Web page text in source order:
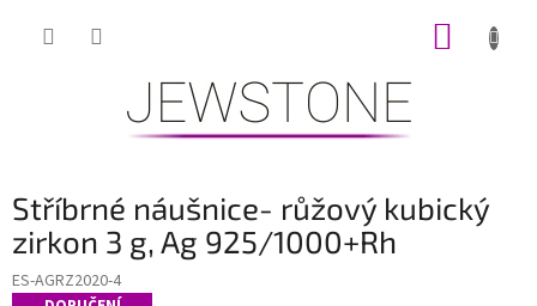
Stříbrné náušnice- růžový kubický
zirkon 3 g, Ag 925/1000+Rh
ES-AGRZ2020-4